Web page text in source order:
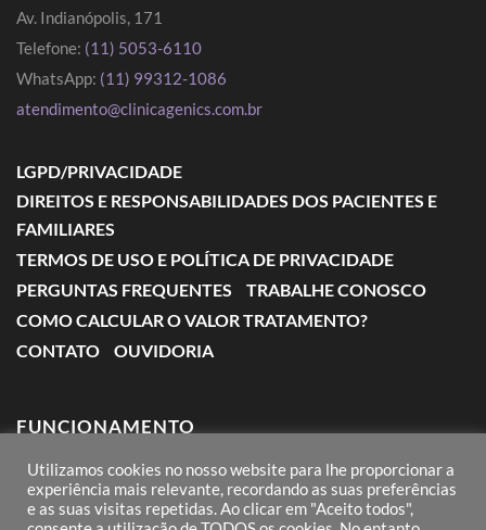
Av. Indianópolis, 171
Telefone: (11) 5053-6110
WhatsApp: (11) 99312-1086
atendimento@clinicagenics.com.br
LGPD/PRIVACIDADE
DIREITOS E RESPONSABILIDADES DOS PACIENTES E
FAMILIARES
TERMOS DE USO E POLÍTICA DE PRIVACIDADE
PERGUNTAS FREQUENTES
TRABALHE CONOSCO
COMO CALCULAR O VALOR TRATAMENTO?
CONTATO
OUVIDORIA
FUNCIONAMENTO
Segunda a Sexta: das 7:00 às 18:00
Sábado: das 8:00 às 12:00
Utilizamos cookies no nosso website para lhe proporcionar a
experiência mais relevante, recordando as suas preferências
e as suas visitas repetidas. Ao clicar em "Aceito todos",